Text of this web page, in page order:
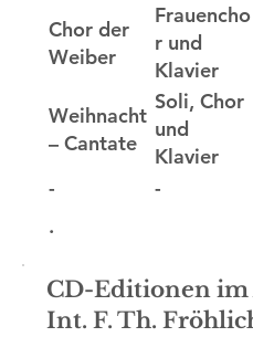
Chor der
Weiber
Frauencho
r und
Klavier
Weihnacht
– Cantate
Soli, Chor
und
Klavier
-
-
.
CD-Editionen im
Int. F. Th.